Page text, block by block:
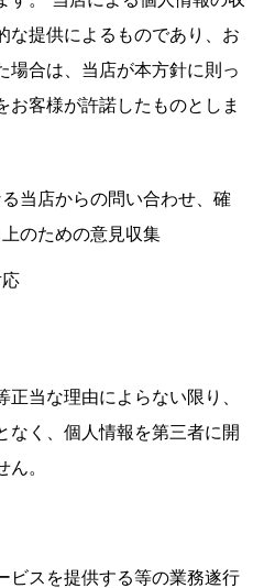
な提供によるものであり、お
場合は、当店が本方針に則っ
客様が許諾したものとしま
当店からの問い合わせ、確
のための意見収集
当な理由によらない限り、
なく、個人情報を第三者に開
。
ビスを提供する等の業務遂行